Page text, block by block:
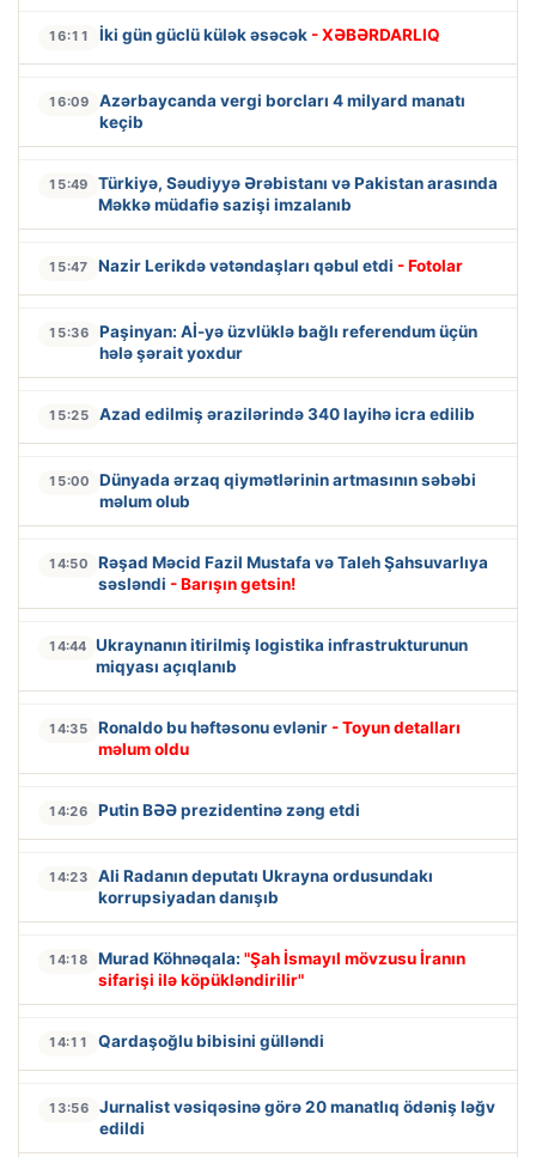
16:11 İki gün güclü külək əsəcək - XƏBƏRDARLIQ
16:09
Azərbaycanda vergi borcları 4 milyard manatı
keçib
15:49
Türkiyə, Səudiyyə Ərəbistanı və Pakistan arasında
Məkkə müdafiə sazişi imzalanıb
15:47 Nazir Lerikdə vətəndaşları qəbul etdi - Fotolar
15:36
Paşinyan: Aİ-yə üzvlüklə bağlı referendum üçün
hələ şərait yoxdur
15:25 Azad edilmiş ərazilərində 340 layihə icra edilib
15:00
Dünyada ərzaq qiymətlərinin artmasının səbəbi
məlum olub
14:50
Rəşad Məcid Fazil Mustafa və Taleh Şahsuvarlıya
səsləndi - Barışın getsin!
14:44 Ukraynanın itirilmiş logistika infrastrukturunun
miqyası açıqlanıb
14:35 Ronaldo bu həftəsonu evlənir - Toyun detalları
məlum oldu
14:26 Putin BƏƏ prezidentinə zəng etdi
14:23
Ali Radanın deputatı Ukrayna ordusundakı
korrupsiyadan danışıb
14:18 Murad Köhnəqala: "Şah İsmayıl mövzusu İranın
sifarişi ilə köpükləndirilir"
14:11 Qardaşoğlu bibisini gülləndi
13:56
Jurnalist vəsiqəsinə görə 20 manatlıq ödəniş ləğv
edildi